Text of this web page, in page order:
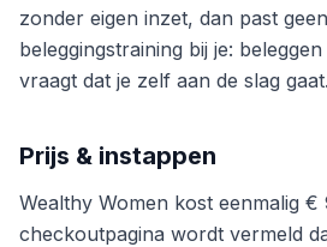
zonder eigen inzet, dan past
beleggingstraining bij je:
vraagt dat je zelf aan de slag gaat.
Prijs & instappen
Wealthy Women kost eenmalig €
checkoutpagina wordt vermeld